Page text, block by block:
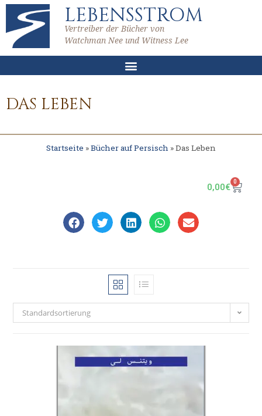
LEBENSSTROM
Vertreiber der Bücher von
Watchman Nee und Witness Lee
DAS LEBEN
Startseite »Bücher auf Persisch »Das Leben
0,00€ 0
Standardsortierung